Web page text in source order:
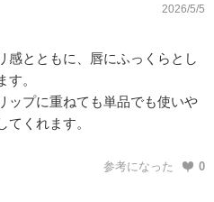
2026/5/5
感とともに、唇にふっくらとし
す。
ップに重ねても単品でも使いや
くれます。
参考になった 0